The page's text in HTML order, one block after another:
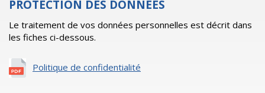
PROTECTION DES DONNÉES
Le traitement de vos données personnelles est décrit dans
les fiches ci-dessous.
Politique de confidentialité